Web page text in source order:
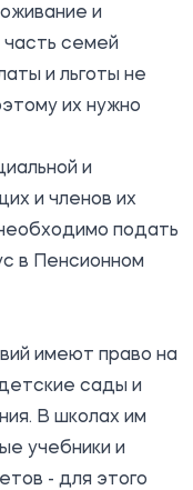
и
семей
и льготы не
их нужно
и
и членов их
подать
в Пенсионном
имеют право на
сады и
В школах им
учебники и
- для этого